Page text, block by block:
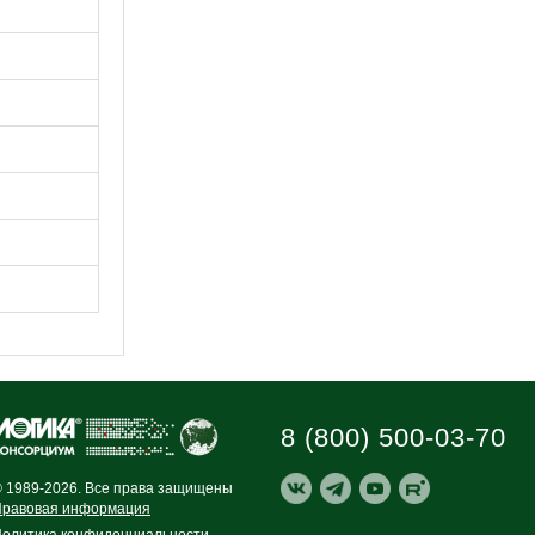
1989-2026. Все права защищены
информация
8 (800) 500-03-70